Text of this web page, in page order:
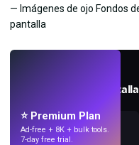
Crea fondos de pantalla
⭐ Premium Plan
Ad-free + 8K + bulk tools.
7-day free trial.